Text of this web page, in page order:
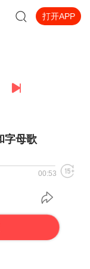
打开APP
字母歌
00:53